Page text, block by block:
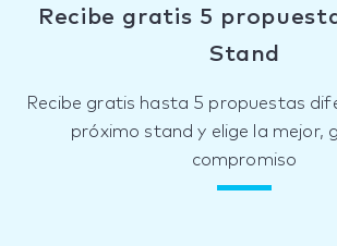
Recibe gratis 5
Stand
Recibe gratis hasta 5 propuestas
próximo stand y elige la mejor,
compromiso